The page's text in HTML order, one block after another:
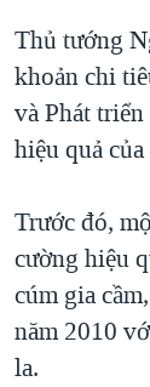
Thủ tướng
khoản chi
và Phát
hiệu quả
Trước đó,
cường hiệu
cúm gia
năm 2010
la.